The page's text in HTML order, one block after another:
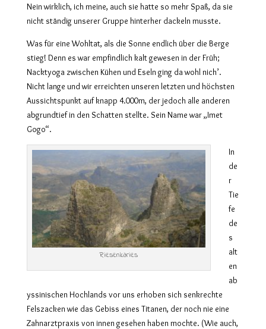
Nein wirklich, ich meine, auch sie hatte so mehr Spaß, da sie
nicht ständig unserer Gruppe hinterher dackeln musste.
Was für eine Wohltat, als die Sonne endlich über die Berge
stieg! Denn es war empfindlich kalt gewesen in der Früh;
Nacktyoga zwischen Kühen und Eseln ging da wohl nich’.
Nicht lange und wir erreichten unseren letzten und höchsten
Aussichtspunkt auf knapp 4.000m, der jedoch alle anderen
abgrundtief in den Schatten stellte. Sein Name war „Imet
Gogo“.
Riesenkaries
In
de
r
Tie
fe
de
s
alt
en
ab
yssinischen Hochlands vor uns erhoben sich senkrechte
Felszacken wie das Gebiss eines Titanen, der noch nie eine
Zahnarztpraxis von innen gesehen haben mochte. (Wie auch,